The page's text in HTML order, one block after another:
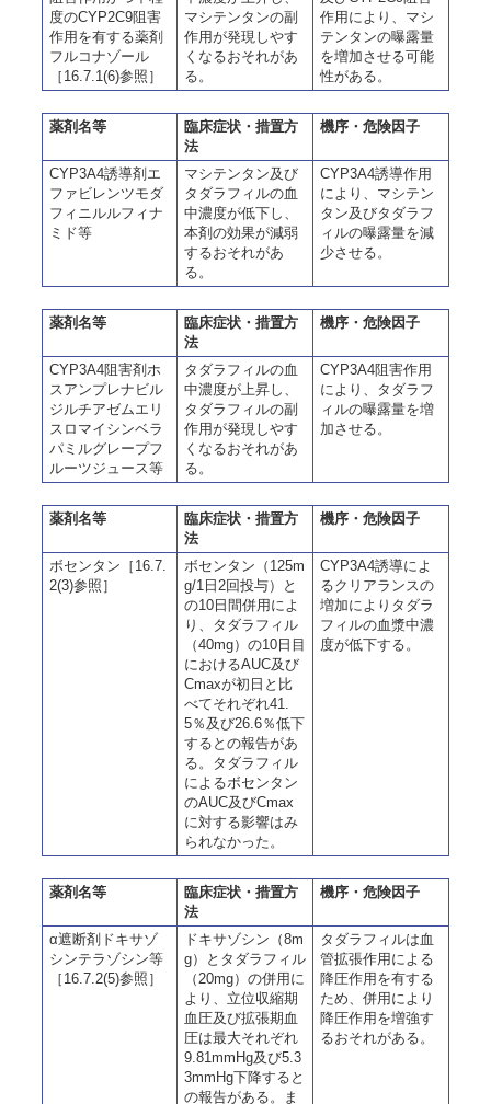
度のCYP2C9阻害
作用を有する薬剤
フルコナゾール
［16.7.1(6)参照］
マシテンタンの副
作用が発現しやす
くなるおそれがあ
る。
作用により、マシ
テンタンの曝露量
を増加させる可能
性がある。
薬剤名等
臨床症状・措置方
法
機序・危険因子
CYP3A4誘導剤エ
ファビレンツモダ
フィニルルフィナ
ミド等
マシテンタン及び
タダラフィルの血
中濃度が低下し、
本剤の効果が減弱
するおそれがあ
る。
CYP3A4誘導作用
により、マシテン
タン及びタダラフ
ィルの曝露量を減
少させる。
薬剤名等
臨床症状・措置方
法
機序・危険因子
CYP3A4阻害剤ホ
スアンプレナビル
ジルチアゼムエリ
スロマイシンベラ
パミルグレープフ
ルーツジュース等
タダラフィルの血
中濃度が上昇し、
タダラフィルの副
作用が発現しやす
くなるおそれがあ
る。
CYP3A4阻害作用
により、タダラフ
ィルの曝露量を増
加させる。
薬剤名等
臨床症状・措置方
法
機序・危険因子
ボセンタン［16.7.
2(3)参照］
ボセンタン（125m
g/1日2回投与）と
の10日間併用によ
り、タダラフィル
（40mg）の10日目
におけるAUC及び
Cmaxが初日と比
べてそれぞれ41.
5％及び26.6％低下
するとの報告があ
る。タダラフィル
によるボセンタン
のAUC及びCmax
に対する影響はみ
られなかった。
CYP3A4誘導によ
るクリアランスの
増加によりタダラ
フィルの血漿中濃
度が低下する。
薬剤名等
臨床症状・措置方
法
機序・危険因子
α遮断剤ドキサゾ
シンテラゾシン等
［16.7.2(5)参照］
ドキサゾシン（8m
g）とタダラフィル
（20mg）の併用に
より、立位収縮期
血圧及び拡張期血
圧は最大それぞれ
9.81mmHg及び5.3
3mmHg下降すると
の報告がある。ま
タダラフィルは血
管拡張作用による
降圧作用を有する
ため、併用により
降圧作用を増強す
るおそれがある。